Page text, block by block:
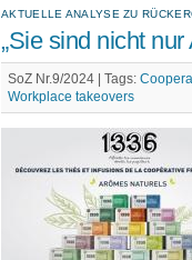
AKTUELLE ANALYSE ZU
„Sie sind nicht nur
SoZ Nr.9/2024 | Tags:
Workplace takeovers